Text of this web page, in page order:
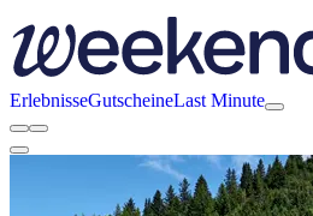
ErlebnisseGutscheineLast Minute